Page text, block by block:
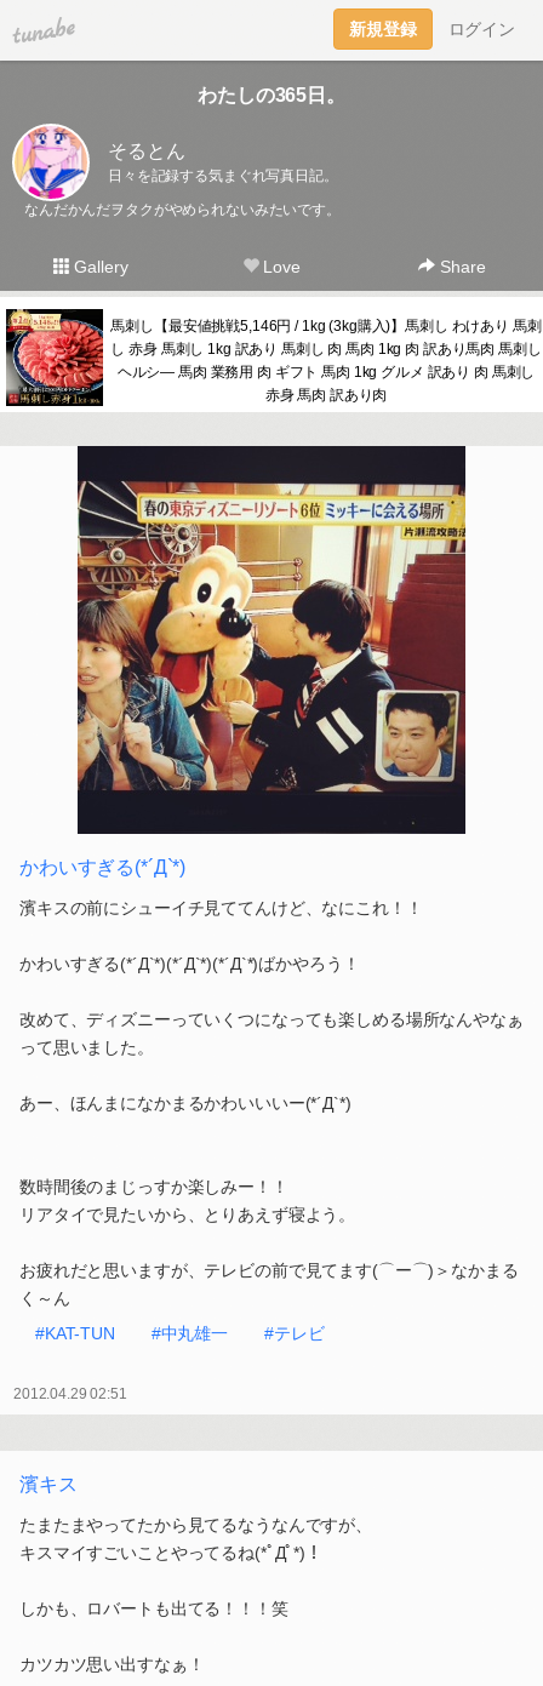
tuna.be 新規登録 ログイン
わたしの365日。
そるとん
日々を記録する気まぐれ写真日記。
なんだかんだヲタクがやめられないみたいです。
Gallery Love Share
馬刺し【最安値挑戦5,146円 / 1kg (3kg購入)】馬刺し わけあり 馬刺
し 赤身 馬刺し 1kg 訳あり 馬刺し 肉 馬肉 1kg 肉 訳あり馬肉 馬刺し
ヘルシ― 馬肉 業務用 肉 ギフト 馬肉 1kg グルメ 訳あり 肉 馬刺し
赤身 馬肉 訳あり肉
かわいすぎる(*´Д`*)
濱キスの前にシューイチ見ててんけど、なにこれ！！
かわいすぎる(*´Д`*)(*´Д`*)(*´Д`*)ばかやろう！
改めて、ディズニーっていくつになっても楽しめる場所なんやなぁ
って思いました。
あー、ほんまになかまるかわいいいー(*´Д`*)
数時間後のまじっすか楽しみー！！
リアタイで見たいから、とりあえず寝よう。
お疲れだと思いますが、テレビの前で見てます(⌒ー⌒)＞なかまる
く～ん
#KAT-TUN
#中丸雄一 #テレビ
2012.04.29 02:51
濱キス
たまたまやってたから見てるなうなんですが、
キスマイすごいことやってるね(*ﾟДﾟ*)！
しかも、ロバートも出てる！！！笑
カツカツ思い出すなぁ！